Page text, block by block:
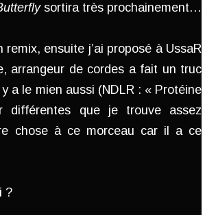
sortira très prochainement…
ensuite j’ai proposé à UssaR
arrangeur de cordes a fait un truc
a le mien aussi (NDLR : « Protéine
différentes que je trouve assez
chose à ce morceau car il a ce
?